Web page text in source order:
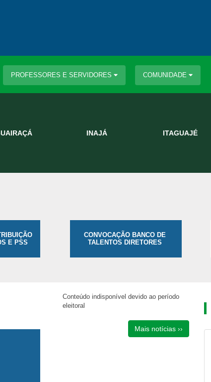
PROFESSORES E SERVIDORES COMUNIDADE
INAJÁ ITAGUAJÉ
E PSS
CONVOCAÇÃO BANCO DE
TALENTOS DIRETORES
Conteúdo indisponível devido ao período
eleitoral
Mais notícias ››